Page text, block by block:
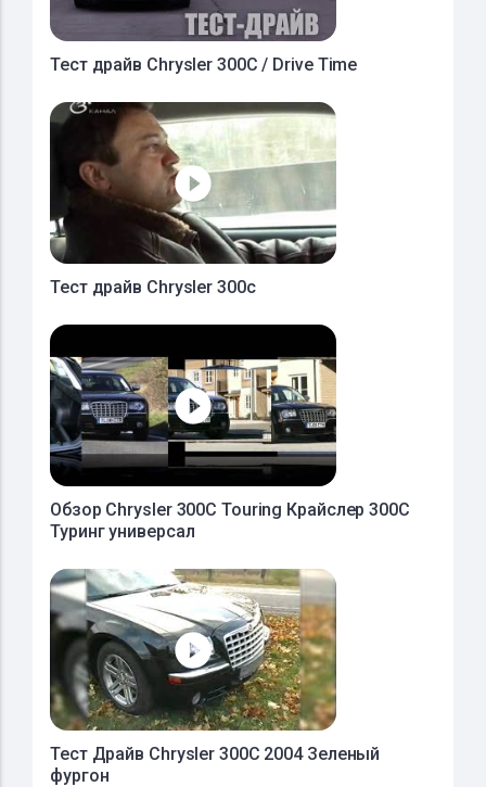
Тест драйв Chrysler 300C / Drive Time
Тест драйв Chrysler 300c
Oбзор Chrysler 300C Touring Крайслер 300C
Туринг универсал
Тест Драйв Chrysler 300C 2004 Зеленый
фургон